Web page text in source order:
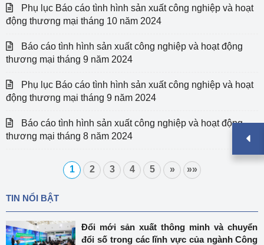
Phụ lục Báo cáo tình hình sản xuất công nghiệp và hoạt
động thương mại tháng 10 năm 2024
Báo cáo tình hình sản xuất công nghiệp và hoạt động
thương mại tháng 9 năm 2024
Phụ lục Báo cáo tình hình sản xuất công nghiệp và hoạt
động thương mại tháng 9 năm 2024
Báo cáo tình hình sản xuất công nghiệp và hoạt động
thương mại tháng 8 năm 2024
1 2 3 4 5 » »»
TIN NỔI BẬT
Đổi mới sản xuất thông minh và chuyển
đổi số trong các lĩnh vực của ngành Công